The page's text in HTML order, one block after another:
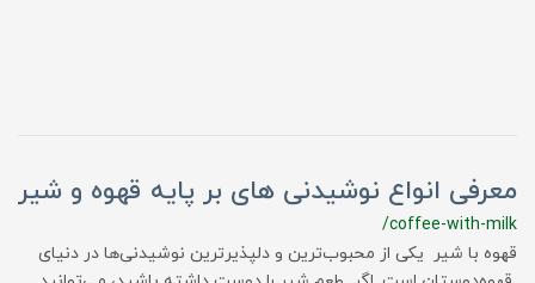
معرفی انواع نوشیدنی های بر پایه قهوه و شیر
/coffee-with-milk
قهوه با شیر یکی از محبوب‌ترین و دلپذیرترین نوشیدنی‌ها در دنیای